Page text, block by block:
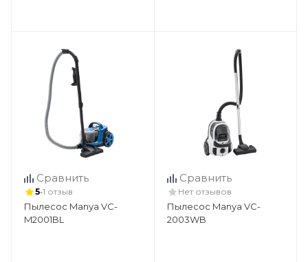
Сравнить
5•1 отзыв
Пылесос Manya VC-
M2001BL
Сравнить
Нет отзывов
Пылесос Manya VC-
2003WB